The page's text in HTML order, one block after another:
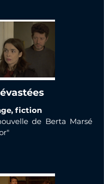
fiction
de Berta Marsé